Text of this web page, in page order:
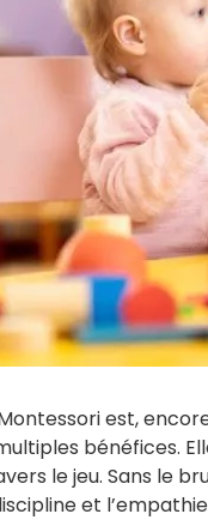
est,
bénéfices.
le jeu. Sans le
et